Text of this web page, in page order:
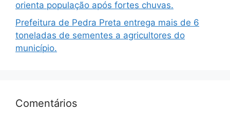
orienta população após fortes chuvas.
Prefeitura de Pedra Preta entrega mais de 6
toneladas de sementes a agricultores do
município.
Comentários